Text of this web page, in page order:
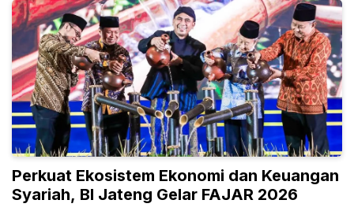
Perkuat Ekosistem Ekonomi dan Keuangan
Syariah, BI Jateng Gelar FAJAR 2026